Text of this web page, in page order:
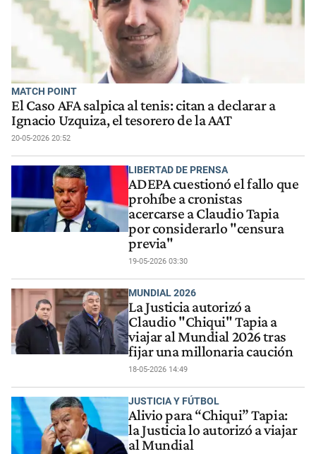
MATCH POINT
El Caso AFA salpica al tenis: citan a declarar a
Ignacio Uzquiza, el tesorero de la AAT
20-05-2026 20:52
LIBERTAD DE PRENSA
ADEPA cuestionó el fallo que
prohíbe a cronistas
acercarse a Claudio Tapia
por considerarlo "censura
previa"
19-05-2026 03:30
MUNDIAL 2026
La Justicia autorizó a
Claudio "Chiqui" Tapia a
viajar al Mundial 2026 tras
fijar una millonaria caución
18-05-2026 14:49
JUSTICIA Y FÚTBOL
Alivio para “Chiqui” Tapia:
la Justicia lo autorizó a viajar
al Mundial